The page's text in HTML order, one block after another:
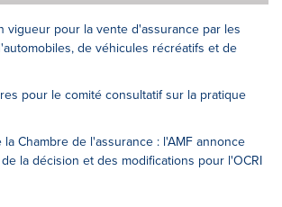
vigueur pour la vente d'assurance par les
de véhicules récréatifs et de
pour le comité consultatif sur la pratique
Chambre de l'assurance : l'AMF annonce
la décision et des modifications pour l'OCRI